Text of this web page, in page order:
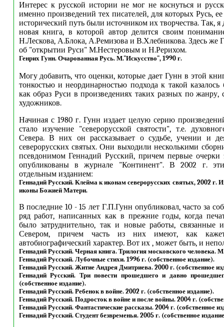
Интерес к русской истории не мог не коснуться и
именно произведений тех писателей, для которых Русь,
исторический путь были источником их творчества. Так,
новая книга, в которой автор делится своим
Н.Лескова, А.Блока, А.Ремизова и В.Хлебникова. Здесь же
об "открытии Руси" М.Нестеровым и Н.Рерихом.
Генрих Гунн. Очарованная Русь. М."Искусство", 1990 г.
Могу добавить, что оценки, которые дает Гунн в этой
тонкостью и неординарностью подхода к такой
как образ Руси в произведениях таких разных по жанру,
художников.
Начиная с 1980 г. Гунн издает целую серию
стало изучение "северорусской святости", т.е.
Севера. В них он рассказывает о судьбе, учении и
северорусских святых. Они выходили несколькими
псевдонимом Геннадий Русский, причем первые
опубликованы в журнале "Континент". В 2002 г.
отдельным изданием:
Геннадий Русский. Клейма к иконам северорусских святых, 2002 г.
иконы Божией Матери.
В последние 10 - 15 лет Г.П.Гунн опубликовал, часто за
ряд работ, написанных как в прежние годы, когда
было затруднительно, так и новые работы, связанные
Севером, причем часть из них имеют, как
автобиографический характер. Вот их , может быть, и
Геннадий Русский. Черная книга. Трилогия московского человека.
Геннадий Русский. Лубочные стихи. 1996 г. (собственное издание).
Геннадий Русский. Житие Андрея Дмитриева. 2000 г. (собственное
Геннадий Русский. Три повести прошедшего и давно
(собственное издание).
Геннадий Русский. Ребенок в войне. 2002 г. (собственное издание).
Геннадий Русский. Подросток в войне и после войны. 2004 г.
Геннадий Русский. Фантастические рассказы. 2004 г. (собственное
Геннадий Русский. Студент безвременья. 2005 г. (собственное